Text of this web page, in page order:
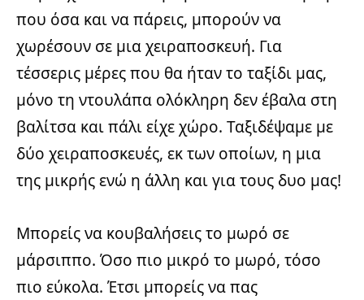
που όσα και να πάρεις, μπορούν να
χωρέσουν σε μια χειραποσκευή. Για
τέσσερις μέρες που θα ήταν το ταξίδι μας,
μόνο τη ντουλάπα ολόκληρη δεν έβαλα στη
βαλίτσα και πάλι είχε χώρο. Ταξιδέψαμε με
δύο χειραποσκευές, εκ των οποίων, η μια
της μικρής ενώ η άλλη και για τους δυο μας!
Μπορείς να κουβαλήσεις το μωρό σε
μάρσιππο. Όσο πιο μικρό το μωρό, τόσο
πιο εύκολα. Έτσι μπορείς να πας